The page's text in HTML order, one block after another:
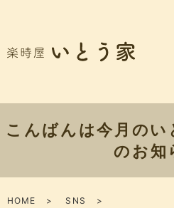
こんばんは今月のい
のお知
HOME
SNS